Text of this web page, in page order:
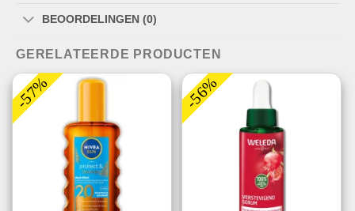
BEOORDELINGEN (0)
GERELATEERDE PRODUCTEN
-57% -56%